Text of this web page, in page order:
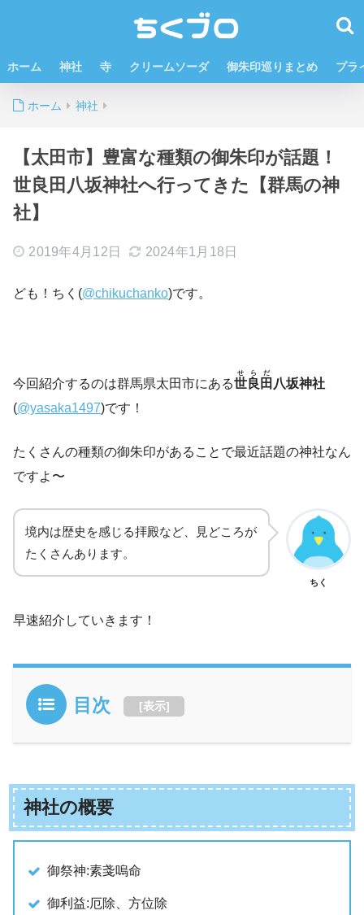
ホーム 神社 寺 クリームソーダ 御朱印巡りまとめ プラ
ホーム 神社
【太田市】豊富な種類の御朱印が話題！
世良田八坂神社へ行ってきた【群馬の神
社】
2019年4月12日 2024年1月18日
ども！ちく(@chikuchanko)です。
今回紹介するのは群馬県太田市にある世良田
せらだ
八坂神社
(@yasaka1497)です！
たくさんの種類の御朱印があることで最近話題の神社なん
ですよ〜
境内は歴史を感じる拝殿など、見どころが
たくさんあります。
ちく
早速紹介していきます！
目次 [表示]
神社の概要
御祭神:素戔嗚命
御利益:厄除、方位除